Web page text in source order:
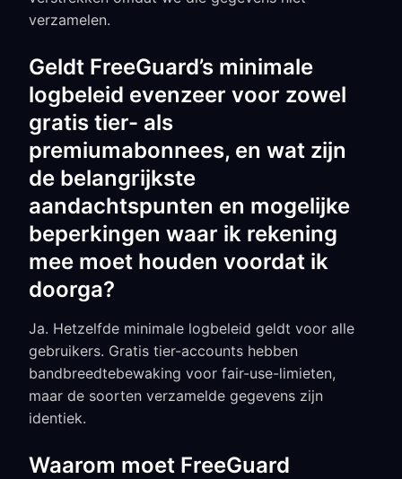
verzamelen.
Geldt FreeGuard’s minimale
logbeleid evenzeer voor zowel
gratis tier- als
premiumabonnees, en wat zijn
de belangrijkste
aandachtspunten en mogelijke
beperkingen waar ik rekening
mee moet houden voordat ik
doorga?
Ja. Hetzelfde minimale logbeleid geldt voor alle
gebruikers. Gratis tier-accounts hebben
bandbreedtebewaking voor fair-use-limieten,
maar de soorten verzamelde gegevens zijn
identiek.
Waarom moet FreeGuard